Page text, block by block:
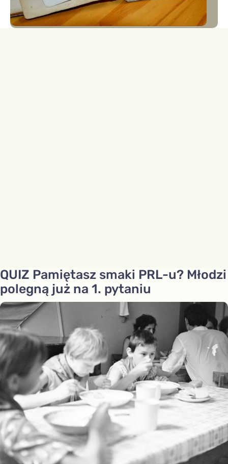
QUIZ Pamiętasz smaki PRL-u? Młodzi
polegną już na 1. pytaniu